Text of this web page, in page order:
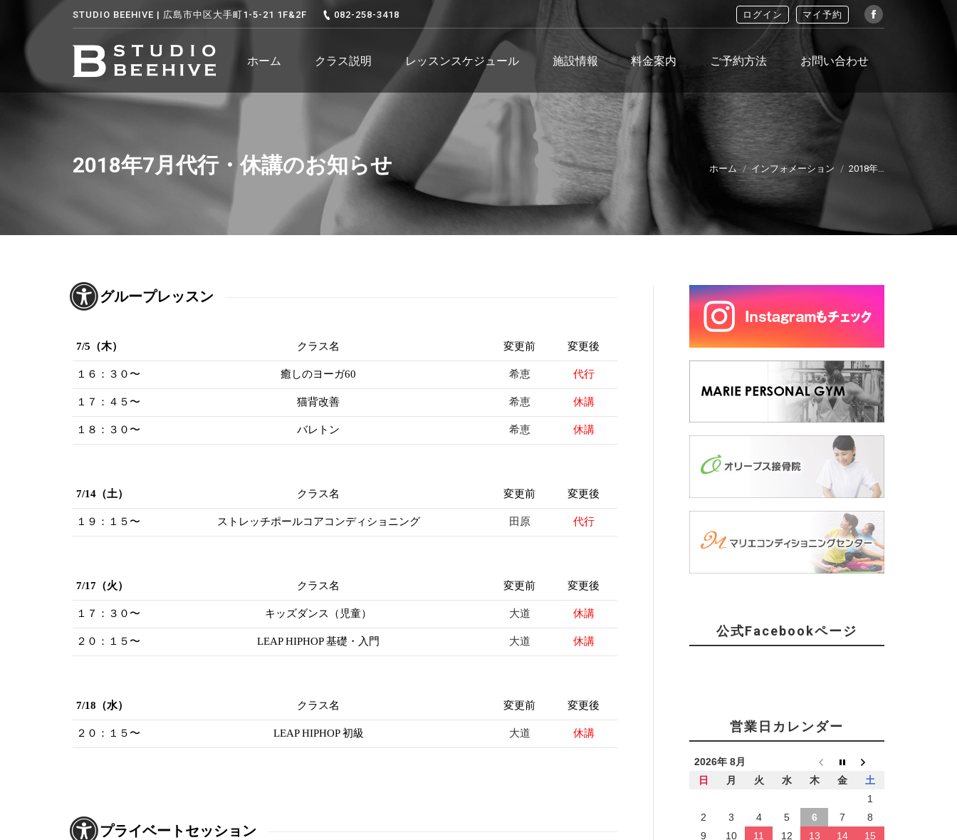
STUDIO BEEHIVE | 広島市中区大手町1-5-21 1F&2F 082-258-3418 ログイン マイ予約
Facebook
ホーム クラス説明 レッスンスケジュール 施設情報 料金案内 ご予約方法 お問い合わせ
2018年7月代行・休講のお知らせ You are here: ホーム インフォメーション 2018年…
グループレッスン
7/5（木） クラス名 変更前 変更後
１６：３０〜 癒しのヨーガ60 希恵 代行
１７：４５〜 猫背改善 希恵 休講
１８：３０〜 バレトン 希恵 休講
7/14（土） クラス名 変更前 変更後
１９：１５〜 ストレッチポールコアコンディショニング 田原 代行
7/17（火） クラス名 変更前 変更後
１７：３０〜 キッズダンス（児童） 大道 休講
２０：１５〜 LEAP HIPHOP 基礎・入門 大道 休講
7/18（水） クラス名 変更前 変更後
２０：１５〜 LEAP HIPHOP 初級 大道 休講
プライベートセッション
公式Facebookページ
営業日カレンダー
2026年 8月
日
月 火 水 木 金
土
1
2
3 4 5 6 7
8
9
10 11 12 13 14
15